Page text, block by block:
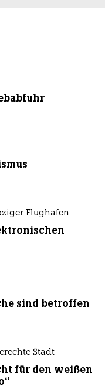
Flughafen
sind betroffen
Stadt
für den weißen